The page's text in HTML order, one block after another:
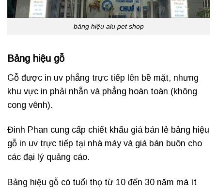
bảng hiệu alu pet shop
Bảng hiệu gỗ
Gỗ được in uv phẳng trực tiếp lên bề mặt, nhưng
khu vực in phải nhẵn và phẳng hoàn toàn (không
cong vênh).
Đinh Phan cung cấp chiết khấu giá bán lẻ bảng hiệu
gỗ in uv trực tiếp tại nhà máy và giá bán buôn cho
các đại lý quảng cáo.
Bảng hiệu gỗ có tuổi thọ từ 10 đến 30 năm mà ít